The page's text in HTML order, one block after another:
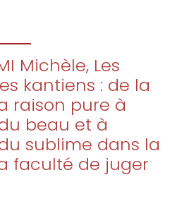
Michèle, Les
kantiens : de la
raison pure à
beau et à
sublime dans la
faculté de juger